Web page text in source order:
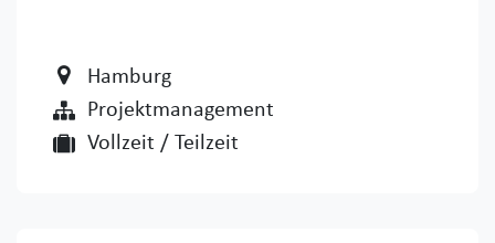
Hamburg
Projektmanagement
Vollzeit / Teilzeit